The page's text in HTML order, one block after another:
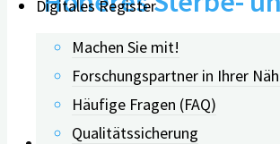
Digitales Register
Machen Sie mit!
Forschungspartner in Ihrer
Häufige Fragen (FAQ)
Qualitätssicherung
14.10.2022